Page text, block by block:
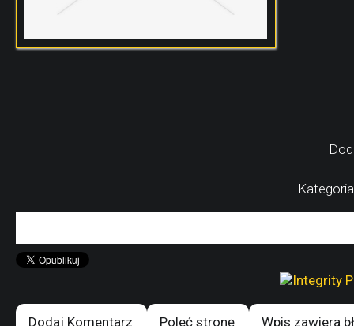
Dodaj Komentarz Poleć stronę Wpis zawiera